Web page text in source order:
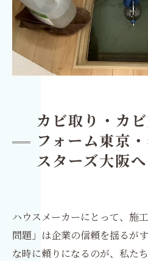
カビ取り・カ
フォーム東京
スターズ大阪へ
ハウスメーカーにとって、施
問題」は企業の信頼を揺るが
な時に頼りになるのが、私た